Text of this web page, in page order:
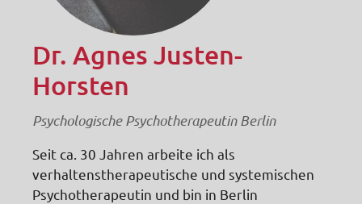
Dr. Agnes Justen-
Horsten
Psychologische Psychotherapeutin Berlin
Seit ca. 30 Jahren arbeite ich als
verhaltenstherapeutische und systemischen
Psychotherapeutin und bin in Berlin